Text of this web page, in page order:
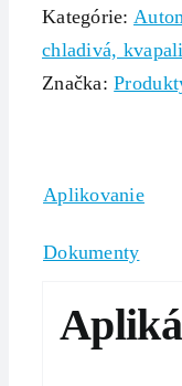
Kategórie:
chladivá,
Značka:
Aplikovanie
Dokumenty